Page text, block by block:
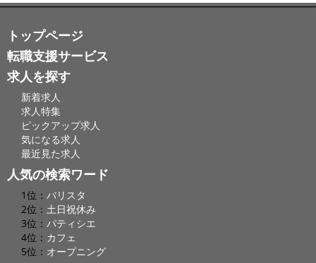
トップページ
転職支援サービス
求人を探す
新着求人
求人特集
ピックアップ求人
気になる求人
最近見た求人
人気の検索ワード
1位： バリスタ
2位： 土日祝休み
3位： パティシエ
4位： カフェ
5位： オープニング